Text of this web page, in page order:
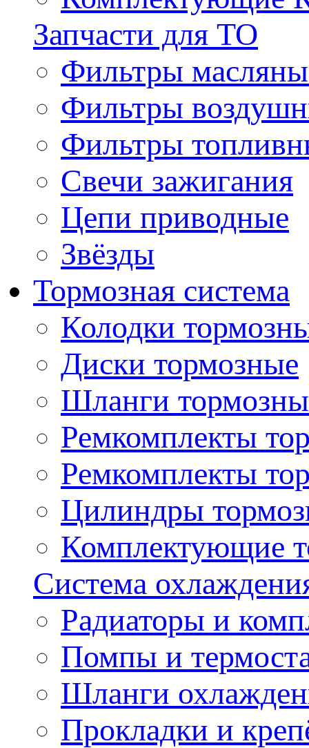
Запчасти для ТО
Фильтры
Фильтры
Фильтры
Свечи зажигания
Цепи приводные
Звёзды
Тормозная система
Колодки
Диски тормозные
Шланги
Ремкомплекты
Ремкомплекты
Цилиндры
Комплектующие
Система
Радиаторы и
Помпы и
Шланги
Прокладки и